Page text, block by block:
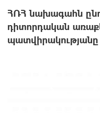
ՀՌՀ նախագահն
դիտորդական
պատվիրակությանը